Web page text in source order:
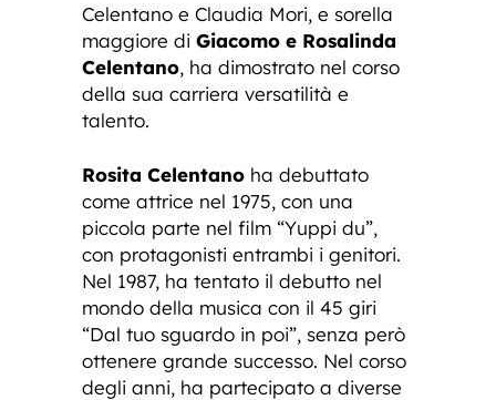
Celentano e Claudia Mori, e sorella
maggiore di Giacomo e Rosalinda
Celentano, ha dimostrato nel corso
della sua carriera versatilità e
talento.
Rosita Celentano ha debuttato
come attrice nel 1975, con una
piccola parte nel film “Yuppi du”,
con protagonisti entrambi i genitori.
Nel 1987, ha tentato il debutto nel
mondo della musica con il 45 giri
“Dal tuo sguardo in poi”, senza però
ottenere grande successo. Nel corso
degli anni, ha partecipato a diverse